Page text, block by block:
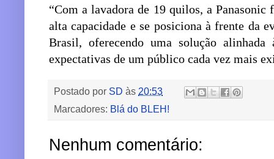
“Com a lavadora de 19 quilos, a Panasonic
alta capacidade e se posiciona à frente da
Brasil, oferecendo uma solução
expectativas de um público cada vez mais
Postado por SD às 20:53
Marcadores: Blá do BLEH!
Nenhum comentário: